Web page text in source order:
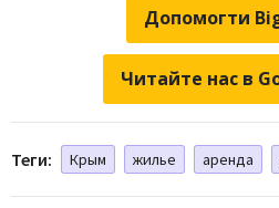
Допомогти
Читайте нас в
Теги: Крым жилье аренда